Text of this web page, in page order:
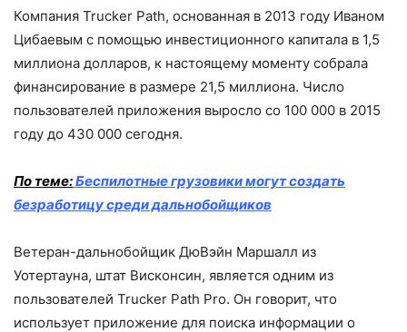
Компания Trucker Path, основанная в 2013 году Иваном
Цибаевым с помощью инвестиционного капитала в 1,5
миллиона долларов, к настоящему моменту собрала
финансирование в размере 21,5 миллиона. Число
пользователей приложения выросло со 100 000 в 2015
году до 430 000 сегодня.
По теме:Беспилотные грузовики могут создать
безработицу среди дальнобойщиков
Ветеран-дальнобойщик ДюВэйн Маршалл из
Уотертауна, штат Висконсин, является одним из
пользователей Trucker Path Pro. Он говорит, что
использует приложение для поиска информации о